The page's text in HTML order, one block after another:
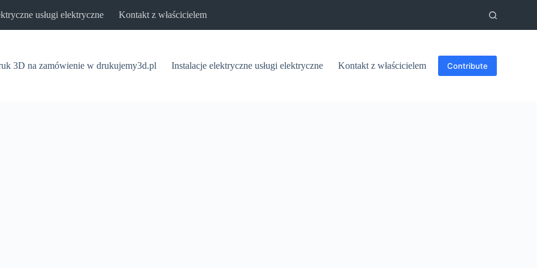
usługi elektryczne Kontakt z właścicielem
3D na zamówienie w drukujemy3d.pl Instalacje elektryczne usługi elektryczne Kontakt z właścicielem Contribute